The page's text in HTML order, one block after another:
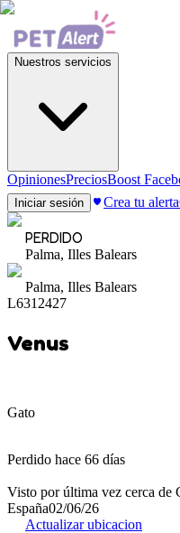
Nuestros servicios
OpinionesPreciosBoost
Iniciar sesión Crea tu alerta
PERDIDO
Palma, Illes Balears
Palma, Illes Balears
L6312427
Venus
Gato
Perdido hace 66 días
Visto por última vez cerca de
España02/06/26
Actualizar ubicacion